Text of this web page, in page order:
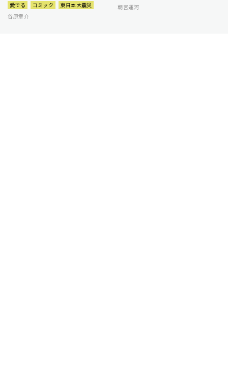
愛でる コミック
東日本大震災
谷原章介
朝宮運河